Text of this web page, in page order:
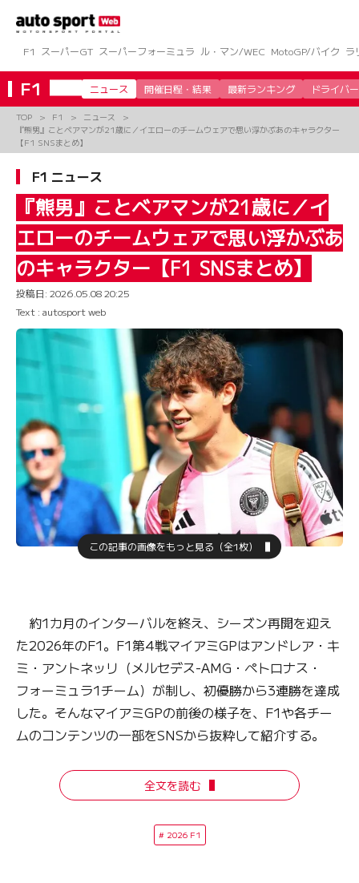
ツ
へ
ス
キ
F1 スーパーGT スーパーフォーミュラ ル・マン/WEC MotoGP/バイク ラ
F1 ニュース 開催日程・結果 最新ランキング ドライバー
TOP F1
ニュース
『熊男』ことベアマンが21歳に／イエローのチームウェアで思い浮かぶあのキャラクター
【F1 SNSまとめ】
F1 ニュース
『熊男』ことベアマンが21歳に／イ
エローのチームウェアで思い浮かぶあ
のキャラクター【F1 SNSまとめ】
投稿日: 2026.05.08 20:25
Text : autosport web
この記事の画像をもっと見る（全1枚）
約1カ月のインターバルを終え、シーズン再開を迎え
た2026年のF1。F1第4戦マイアミGPはアンドレア・キ
ミ・アントネッリ（メルセデス-AMG・ペトロナス・
フォーミュラ1チーム）が制し、初優勝から3連勝を達成
した。そんなマイアミGPの前後の様子を、F1や各チー
ムのコンテンツの一部をSNSから抜粋して紹介する。
全文を読む
2026 F1